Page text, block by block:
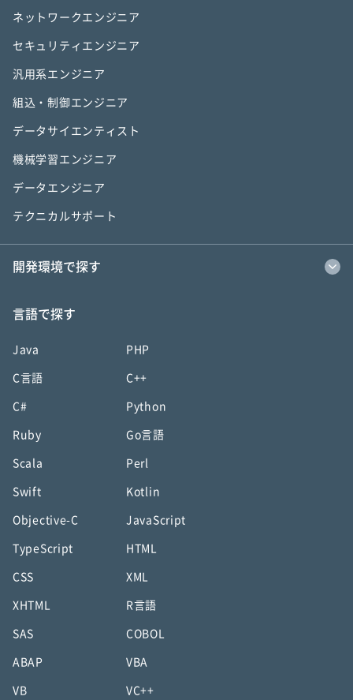
ネットワークエンジニア
セキュリティエンジニア
汎用系エンジニア
組込・制御エンジニア
データサイエンティスト
機械学習エンジニア
データエンジニア
テクニカルサポート
開発環境で探す
言語で探す
Java PHP
C言語 C++
C# Python
Ruby Go言語
Scala Perl
Swift Kotlin
Objective-C JavaScript
TypeScript HTML
CSS XML
XHTML R言語
SAS COBOL
ABAP VBA
VB VC++